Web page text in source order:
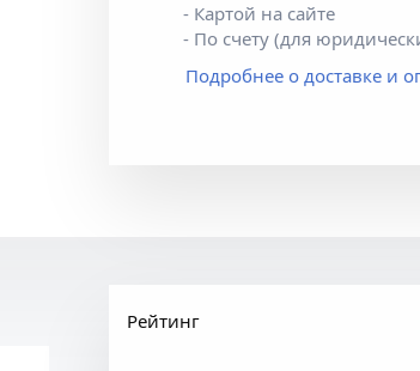
- Картой на сайте
- По счету (для
Подробнее о доставке и
Рейтинг